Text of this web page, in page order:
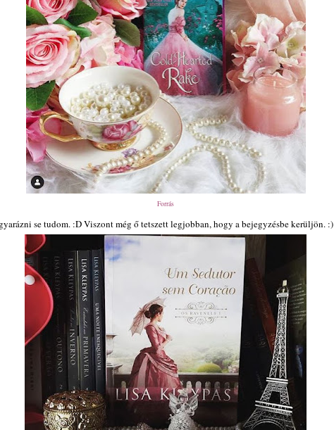
Forrás
se tudom. :D Viszont még ő tetszett legjobban, hogy a bejegyzésbe kerüljön. :)